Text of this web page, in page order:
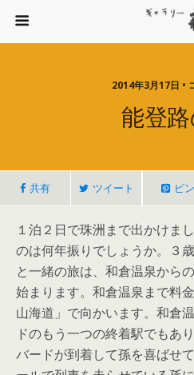
2014年3月17日 •
能登
共有 ツイート ピン
１泊２日で珠洲まで出かけま
のは何年振りでしょうか。３
と一緒の旅は、和倉温泉から
始まります。和倉温泉まで料
山海道」で向かいます。和倉
ドのもう一つの終着駅でもあ
バードが到着して孫を喜ばせ